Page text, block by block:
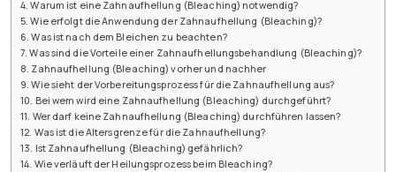
Warum ist eine Zahnaufhellung (Bleaching) notwendig?
Wie erfolgt die Anwendung der Zahnaufhellung (Bleaching)?
Was ist nach dem Bleichen zu beachten?
Was sind die Vorteile einer Zahnaufhellungsbehandlung (Bleaching)?
Zahnaufhellung (Bleaching) vorher und nachher
Wie sieht der Vorbereitungsprozess für die Zahnaufhellung aus?
Bei wem wird eine Zahnaufhellung (Bleaching) durchgeführt?
Wer darf keine Zahnaufhellung (Bleaching) durchführen lassen?
Was ist die Altersgrenze für die Zahnaufhellung?
Ist Zahnaufhellung (Bleaching) gefährlich?
Wie verläuft der Heilungsprozess beim Bleaching?